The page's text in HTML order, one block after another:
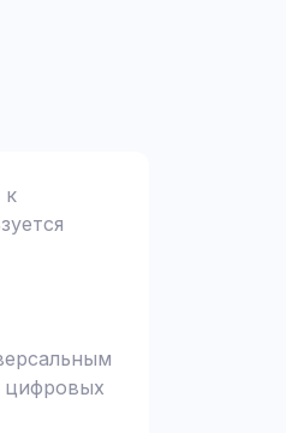
к
цифровых